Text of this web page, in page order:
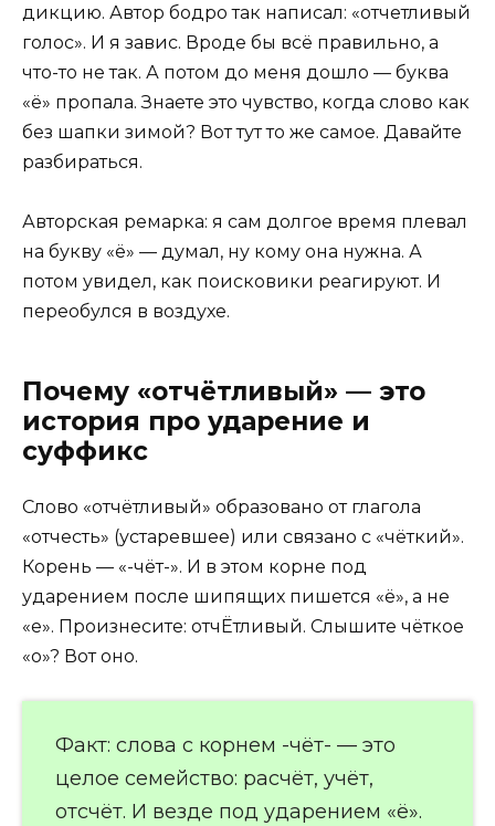
дикцию. Автор бодро так написал: «отчетливый
голос». И я завис. Вроде бы всё правильно, а
что-то не так. А потом до меня дошло — буква
«ё» пропала. Знаете это чувство, когда слово как
без шапки зимой? Вот тут то же самое. Давайте
разбираться.
Авторская ремарка: я сам долгое время плевал
на букву «ё» — думал, ну кому она нужна. А
потом увидел, как поисковики реагируют. И
переобулся в воздухе.
Почему «отчётливый» — это
история про ударение и
суффикс
Слово «отчётливый» образовано от глагола
«отчесть» (устаревшее) или связано с «чёткий».
Корень — «-чёт-». И в этом корне под
ударением после шипящих пишется «ё», а не
«е». Произнесите: отчЁтливый. Слышите чёткое
«о»? Вот оно.
Факт: слова с корнем -чёт- — это
целое семейство: расчёт, учёт,
отсчёт. И везде под ударением «ё».